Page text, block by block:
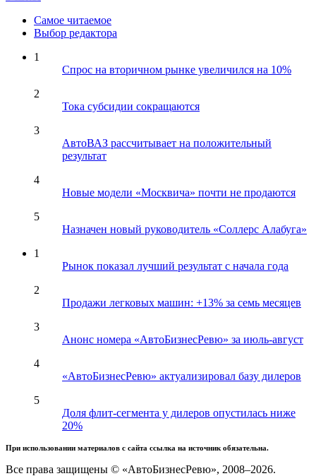
Самое читаемое
Выбор редактора
1
Спрос на вторичном рынке увеличился на 10%
2
Тока субсидии сокращаются
3
АвтоВАЗ рассчитывает на положительный
результат
4
Новые модели «Москвича» почти не продаются
5
Назначен новый руководитель «Соллерс Алабуга»
1
Рынок показал лучший результат с начала года
2
Продажи легковых машин: +13% за семь месяцев
3
Анонс номера «АвтоБизнесРевю» за июль-август
4
«АвтоБизнесРевю» актуализировал базу дилеров
5
Доля флит-сегмента у дилеров опустилась ниже
20%
При использовании материалов с сайта ссылка на источник обязательна.
Все права защищены © «АвтоБизнесРевю», 2008–2026.